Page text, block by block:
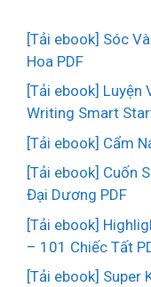
[Tải ebook] Sóc
Hoa PDF
[Tải ebook] Luyện
Writing Smart
[Tải ebook] Cẩm
[Tải ebook] Cuốn
Đại Dương PDF
[Tải ebook]
– 101 Chiếc Tất
[Tải ebook] Super